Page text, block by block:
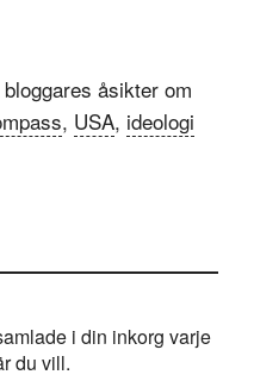
åsikter om
, USA, ideologi
i din inkorg varje
du vill.